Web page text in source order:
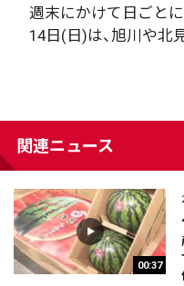
週末にかけて日ごとに
14日(日)は、旭川や北
関連ニュース
00:37